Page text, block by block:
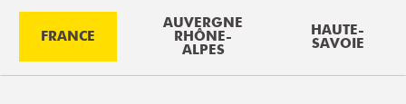
FRANCE
AUVERGNE
RHÔNE-
ALPES
HAUTE-
SAVOIE